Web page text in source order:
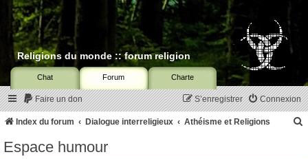
Religions du monde :: forum religion
Chat Forum Charte
Faire un don Connexion
S’enregistrer
Index du forum Dialogue interreligieux Athéisme et Religions
Espace humour